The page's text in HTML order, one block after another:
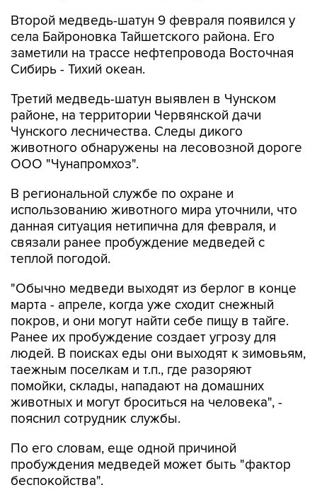
Второй медведь-шатун 9 февраля появился у
села Байроновка Тайшетского района. Его
заметили на трассе нефтепровода Восточная
Сибирь - Тихий океан.
Третий медведь-шатун выявлен в Чунском
районе, на территории Червянской дачи
Чунского лесничества. Следы дикого
животного обнаружены на лесовозной дороге
ООО "Чунапромхоз".
В региональной службе по охране и
использованию животного мира уточнили, что
данная ситуация нетипична для февраля, и
связали ранее пробуждение медведей с
теплой погодой.
"Обычно медведи выходят из берлог в конце
марта - апреле, когда уже сходит снежный
покров, и они могут найти себе пищу в тайге.
Ранее их пробуждение создает угрозу для
людей. В поисках еды они выходят к зимовьям,
таежным поселкам и т.п., где разоряют
помойки, склады, нападают на домашних
животных и могут броситься на человека", -
пояснил сотрудник службы.
По его словам, еще одной причиной
пробуждения медведей может быть "фактор
беспокойства".